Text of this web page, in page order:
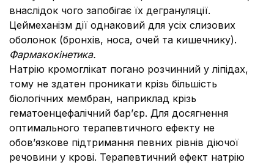
внаслідок чого запобігає їх дегрануляції.
Цеймеханізм дії однаковий для усіх слизових
оболонок (бронхів, носа, очей та кишечнику).
Фармакокінетика.
Натрію кромоглікат погано розчинний у ліпідах,
тому не здатен проникати крізь більшість
біологічних мембран, наприклад крізь
гематоенцефалічний бар’єр. Для досягнення
оптимального терапевтичного ефекту не
обов’язкове підтримання певних рівнів діючої
речовини у крові. Терапевтичний ефект натрію